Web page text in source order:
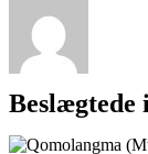
Beslægtede